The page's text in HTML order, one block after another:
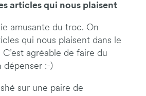
articles qui nous plaisent
amusante du troc. On
qui nous plaisent dans le
agréable de faire du
dépenser :-)
sur une paire de